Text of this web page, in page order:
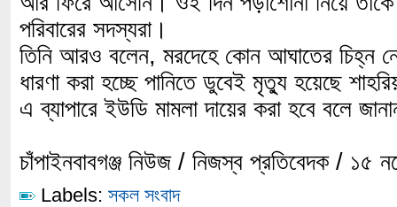
পরিবারের সদস্যরা।
তিনি আরও বলেন, মরদেহে কোন আঘাতের চিহ্ন
ধারণা করা হচ্ছে পানিতে ডুবেই মৃত্যু হয়েছে
এ ব্যাপারে ইউডি মামলা দায়ের করা হবে বলে
চাঁপাইনবাবগঞ্জ নিউজ / নিজস্ব প্রতিবেদক / ১৫
Labels: সকল সংবাদ